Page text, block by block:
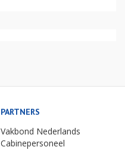
PARTNERS
Vakbond Nederlands
Cabinepersoneel